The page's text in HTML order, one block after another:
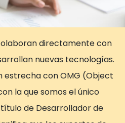
directamente con
nuevas tecnologías.
estrecha con OMG (Object
la que somos el único
de Desarrollador de